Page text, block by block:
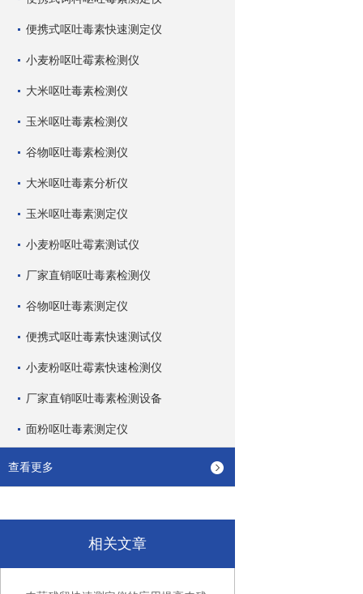
便携式呕吐毒素快速测定仪
小麦粉呕吐霉素检测仪
大米呕吐毒素检测仪
玉米呕吐毒素检测仪
谷物呕吐毒素检测仪
大米呕吐毒素分析仪
玉米呕吐毒素测定仪
小麦粉呕吐霉素测试仪
厂家直销呕吐毒素检测仪
谷物呕吐毒素测定仪
便携式呕吐毒素快速测试仪
小麦粉呕吐霉素快速检测仪
厂家直销呕吐毒素检测设备
面粉呕吐毒素测定仪
查看更多
相关文章